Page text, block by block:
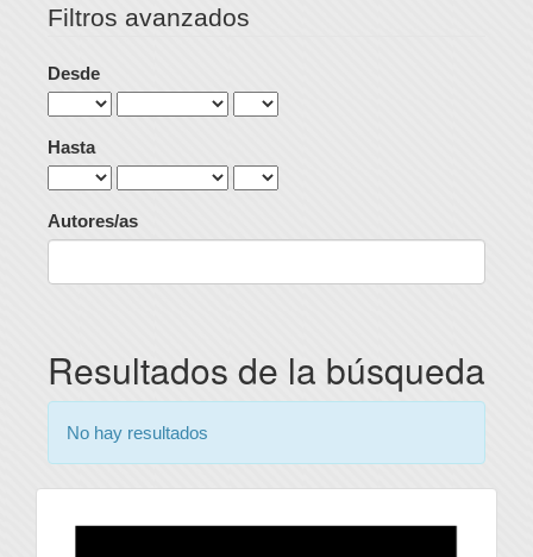
Filtros avanzados
Desde
Hasta
Autores/as
Resultados de la búsqueda
No hay resultados
universidad